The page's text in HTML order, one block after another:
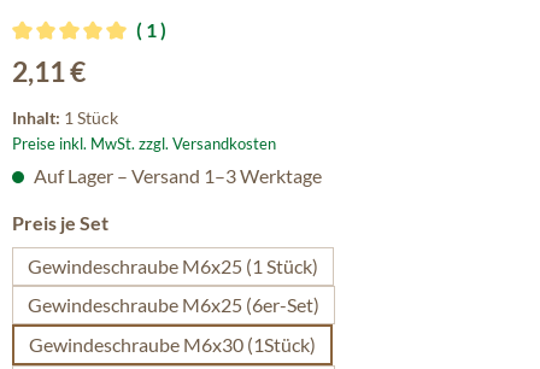
Durchschnittliche Bewertung von 5 von 5 Sternen
1
Regulärer Preis:
2,11 €
Inhalt: 1 Stück
Preise inkl. MwSt. zzgl. Versandkosten
Auf Lager – Versand 1–3 Werktage
Preis je Setauswählen
Gewindeschraube M6x25 (1 Stück)
Gewindeschraube M6x25 (6er-Set)
Gewindeschraube M6x30 (1Stück)